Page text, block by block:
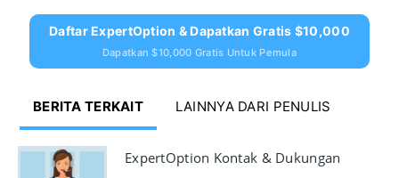
Daftar ExpertOption & Dapatkan Gratis $10,000
Dapatkan $10,000 Gratis Untuk Pemula
BERITA TERKAIT LAINNYA DARI PENULIS
ExpertOption Kontak & Dukungan